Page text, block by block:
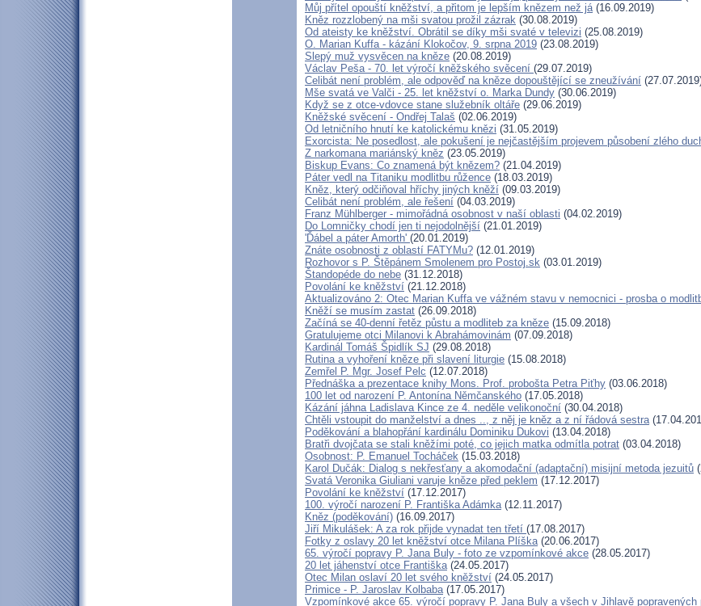
Můj přítel opouští kněžství, a přitom je lepším knězem než já(16.09.2019)
Kněz rozzlobený na mši svatou prožil zázrak (30.08.2019)
Od ateisty ke kněžství. Obrátil se díky mši svaté v televizi (25.08.2019)
O. Marian Kuffa - kázání Klokočov, 9. srpna 2019 (23.08.2019)
Slepý muž vysvěcen na kněze (20.08.2019)
Václav Peša - 70. let výročí kněžského svěcení (29.07.2019)
Celibát není problém, ale odpověď na kněze dopouštějící se zneužívání
Mše svatá ve Valči - 25. let kněžství o. Marka Dundy (30.06.2019)
Když se z otce-vdovce stane služebník oltáře (29.06.2019)
Kněžské svěcení - Ondřej Talaš (02.06.2019)
Od letničního hnutí ke katolickému knězi (31.05.2019)
Exorcista: Ne posedlost, ale pokušení je nejčastějším projevem působení zlého
Z narkomana mariánský kněz (23.05.2019)
Biskup Evans: Co znamená být knězem? (21.04.2019)
Páter vedl na Titaniku modlitbu růžence (18.03.2019)
Kněz, který odčiňoval hříchy jiných kněží (09.03.2019)
Celibát není problém, ale řešení (04.03.2019)
Franz Mühlberger - mimořádná osobnost v naší oblasti (04.02.2019)
Do Lomničky chodí jen ti nejodolnější (21.01.2019)
'Ďábel a páter Amorth' (20.01.2019)
Znáte osobnosti z oblastí FATYMu? (12.01.2019)
Rozhovor s P. Štěpánem Smolenem pro Postoj.sk (03.01.2019)
Štandopéde do nebe (31.12.2018)
Povolání ke kněžství (21.12.2018)
Aktualizováno 2: Otec Marian Kuffa ve vážném stavu v nemocnici - prosba o
Kněží se musím zastat (26.09.2018)
Začíná se 40-denní řetěz půstu a modliteb za kněze (15.09.2018)
Gratulujeme otci Milanovi k Abrahámovinám (07.09.2018)
Kardinál Tomáš Špidlík SJ (29.08.2018)
Rutina a vyhoření kněze při slavení liturgie (15.08.2018)
Zemřel P. Mgr. Josef Pelc (12.07.2018)
Přednáška a prezentace knihy Mons. Prof. probošta Petra Piťhy (03.06.2018)
100 let od narození P. Antonína Němčanského (17.05.2018)
Kázání jáhna Ladislava Kince ze 4. neděle velikonoční (30.04.2018)
Chtěli vstoupit do manželství a dnes .., z něj je kněz a z ní řádová sestra
Poděkování a blahopřání kardinálu Dominiku Dukovi (13.04.2018)
Bratři dvojčata se stali kněžími poté, co jejich matka odmítla potrat (03.04.2018)
Osobnost: P. Emanuel Tocháček (15.03.2018)
Karol Dučák: Dialog s nekřesťany a akomodační (adaptační) misijní metoda jezuitů
Svatá Veronika Giuliani varuje kněze před peklem (17.12.2017)
Povolání ke kněžství (17.12.2017)
100. výročí narození P. Františka Adámka(12.11.2017)
Kněz (poděkování) (16.09.2017)
Jiří Mikulášek: A za rok přijde vynadat ten třetí (17.08.2017)
Fotky z oslavy 20 let kněžství otce Milana Plíška(20.06.2017)
65. výročí popravy P. Jana Buly - foto ze vzpomínkové akce (28.05.2017)
20 let jáhenství otce Františka(24.05.2017)
Otec Milan oslaví 20 let svého kněžství (24.05.2017)
Primice - P. Jaroslav Kolbaba(17.05.2017)
Vzpomínkové akce 65. výročí popravy P. Jana Buly a všech v Jihlavě